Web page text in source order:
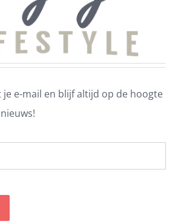
je e-mail en blijf altijd op de hoogte